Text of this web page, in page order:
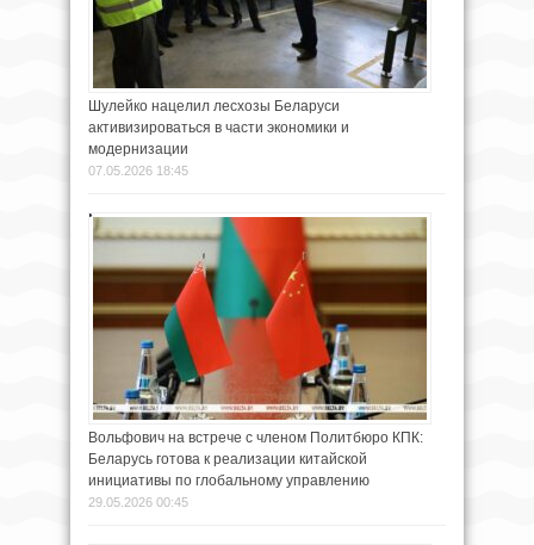
Шулейко нацелил лесхозы Беларуси
активизироваться в части экономики и
модернизации
07.05.2026 18:45
Вольфович на встрече с членом Политбюро КПК:
Беларусь готова к реализации китайской
инициативы по глобальному управлению
29.05.2026 00:45